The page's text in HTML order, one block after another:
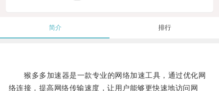
简介 排行
猴多多加速器是一款专业的网络加速工具，通过优化网
络连接，提高网络传输速度，让用户能够更快速地访问网